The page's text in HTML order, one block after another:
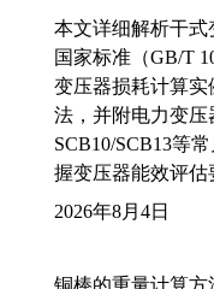
本文详细解析干
国家标准（GB/T
变压器损耗计算
法，并附电力变
SCB10/SCB13等
握变压器能效评估
2026年8月4日
铜棒的重量计算方